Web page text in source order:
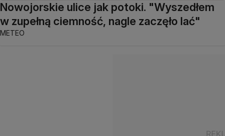
Nowojorskie ulice jak potoki. "Wyszedłem
w zupełną ciemność, nagle zaczęło lać"
METEO